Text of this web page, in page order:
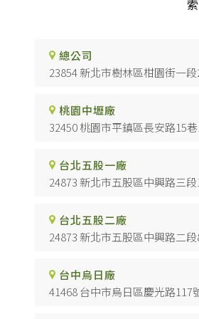
總公司
23854 新北市樹林區柑園街一
桃園中壢廠
32450 桃園市平鎮區長安路15
台北五股一廠
24873 新北市五股區中興路三
台北五股二廠
24873 新北市五股區中興路二
台中烏日廠
41468 台中市烏日區慶光路117